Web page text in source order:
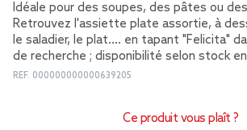
Idéale pour des soupes, des pâtes ou
Retrouvez l'assiette plate assortie, à
le saladier, le plat.... en tapant "Felicita"
de recherche ; disponibilité selon stock
REF. 000000000000639205
Ce produit vous plaît ?